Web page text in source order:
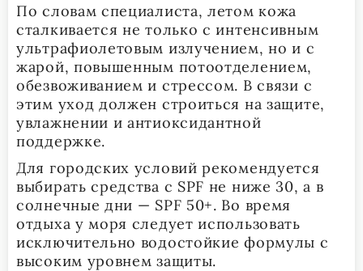
По словам специалиста, летом кожа
сталкивается не только с интенсивным
ультрафиолетовым излучением, но и с
жарой, повышенным потоотделением,
обезвоживанием и стрессом. В связи с
этим уход должен строиться на защите,
увлажнении и антиоксидантной
поддержке.
Для городских условий рекомендуется
выбирать средства с SPF не ниже 30, а в
солнечные дни — SPF 50+. Во время
отдыха у моря следует использовать
исключительно водостойкие формулы с
высоким уровнем защиты.